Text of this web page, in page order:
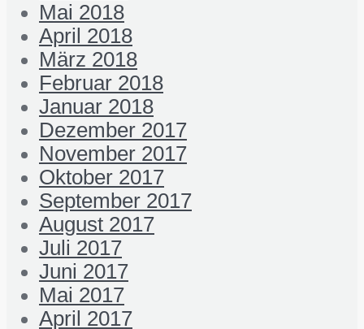
Mai 2018
April 2018
März 2018
Februar 2018
Januar 2018
Dezember 2017
November 2017
Oktober 2017
September 2017
August 2017
Juli 2017
Juni 2017
Mai 2017
April 2017